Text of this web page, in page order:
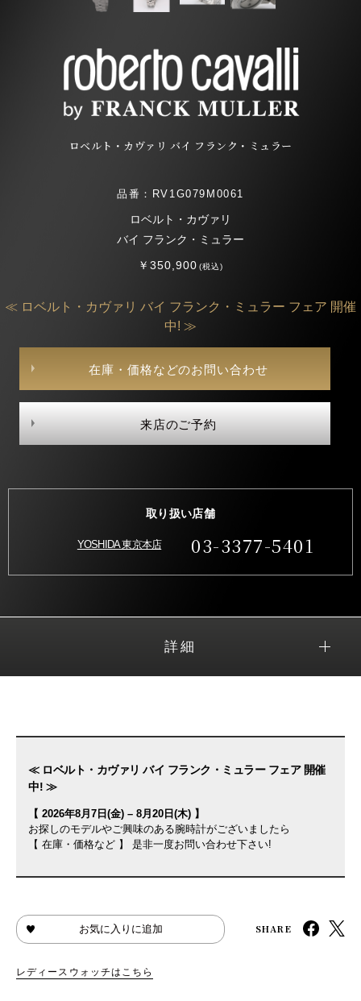
ロベルト・カヴァリ バイ フランク・ミュラー
品番：RV1G079M0061
ロベルト・カヴァリ
バイ フランク・ミュラー
￥350,900(税込)
≪ ロベルト・カヴァリ バイ フランク・ミュラー フェア 開催
中! ≫
在庫・価格などのお問い合わせ
来店のご予約
取り扱い店舗
YOSHIDA 東京本店 03-3377-5401
詳細
≪ ロベルト・カヴァリ バイ フランク・ミュラー フェア 開催
中! ≫
【 2026年8月7日(金) – 8月20日(木) 】
お探しのモデルやご興味のある腕時計がございましたら
【 在庫・価格など 】 是非一度お問い合わせ下さい!
お気に入りに追加 SHARE
レディースウォッチはこちら